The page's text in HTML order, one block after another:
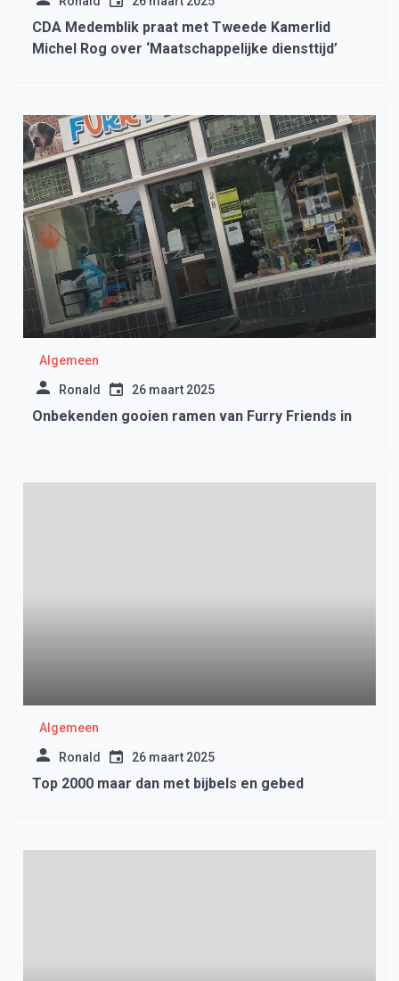
CDA Medemblik praat met Tweede Kamerlid
Michel Rog over ‘Maatschappelijke diensttijd’
Algemeen
Ronald 26 maart 2025
Onbekenden gooien ramen van Furry Friends in
Algemeen
Ronald 26 maart 2025
Top 2000 maar dan met bijbels en gebed